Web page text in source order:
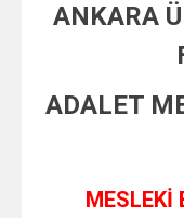
ANKARA
ADALET
MESLEKİ